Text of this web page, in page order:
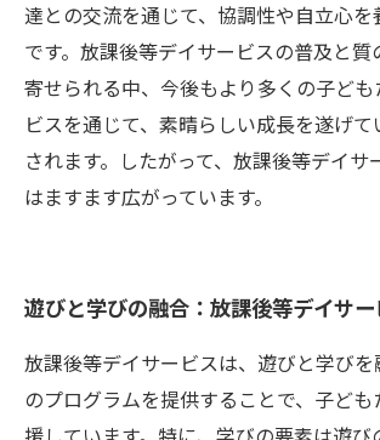
達との交流を通じて、協調性や自立心
です。放課後等デイサービスの普及と
寄せられる中、今後もより多くの子ど
ビスを通じて、素晴らしい成長を遂げ
されます。したがって、放課後等デイサ
はますます広がっています。
遊びと学びの融合：放課後等デイサ
放課後等デイサービスは、遊びと学び
のプログラムを提供することで、子ど